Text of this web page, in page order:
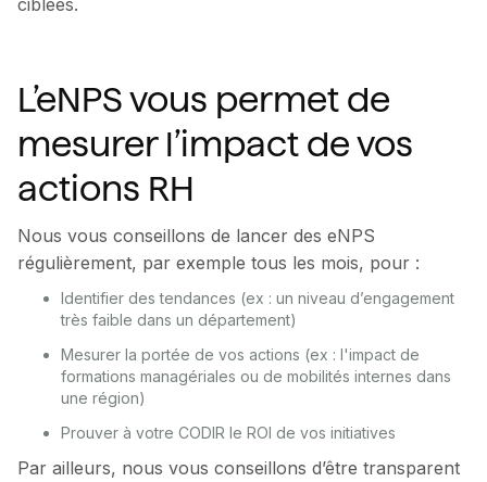
L’eNPS vous permet de
mesurer l’impact de vos
actions RH
Nous vous conseillons de lancer des eNPS
régulièrement, par exemple tous les mois, pour :
Identifier des tendances (ex : un niveau d’engagement
très faible dans un département)
Mesurer la portée de vos actions (ex : l'impact de
formations managériales ou de mobilités internes dans
une région)
Prouver à votre CODIR le ROI de vos initiatives
Par ailleurs, nous vous conseillons d’être transparent